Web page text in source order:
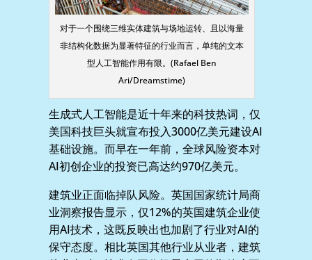
对于一个围绕三维实体建筑与场地运转、且以海量
非结构化数据为显著特征的行业而言，单纯的文本
型人工智能作用有限。(Rafael Ben
Ari/Dreamstime)
生成式人工智能是近十年来的科技热词，仅
美国科技巨头就宣布投入3000亿美元建设AI
基础设施。而早在一年前，全球风险资本对
AI初创企业的投资已高达约970亿美元。
建筑业正面临掉队风险。英国国家统计局商
业洞察报告显示，仅12%的英国建筑企业使
用AI技术，这既反映出也加剧了行业对AI的
保守态度。相比英国其他行业从业者，建筑